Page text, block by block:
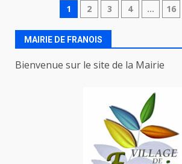
Navigation
des
articles
1 2 3 4 … 16
MAIRIE DE FRANOIS
Bienvenue sur le site de la Mairie